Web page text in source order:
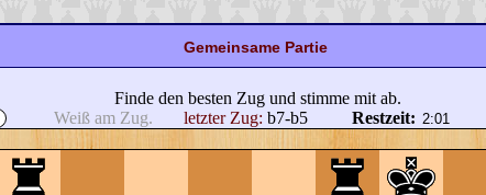
Gemeinsame Partie
Finde den besten Zug und stimme mit ab.
Weiß am Zug.
letzter Zug: b7-b5 Restzeit: